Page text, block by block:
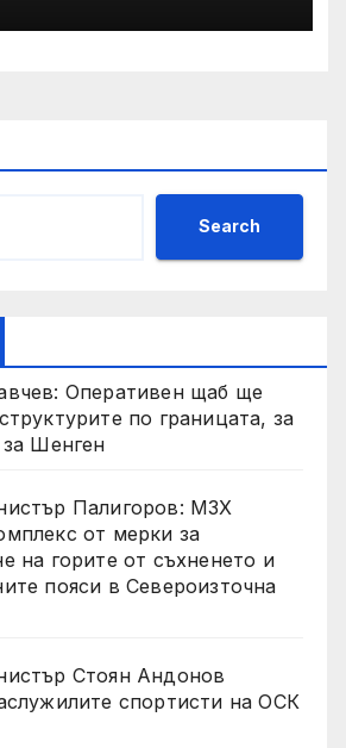
Search
Оперативен щаб ще
по границата, за
Шенген
Палигоров: МЗХ
от мерки за
на горите от съхненето и
пояси в Североизточна
Стоян Андонов
спортисти на ОСК